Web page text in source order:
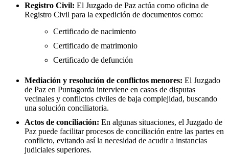
Registro Civil: El Juzgado de Paz actúa como oficina de
Registro Civil para la expedición de documentos como:
Certificado de nacimiento
Certificado de matrimonio
Certificado de defunción
Mediación y resolución de conflictos menores: El Juzgado
de Paz en Puntagorda interviene en casos de disputas
vecinales y conflictos civiles de baja complejidad, buscando
una solución conciliatoria.
Actos de conciliación: En algunas situaciones, el Juzgado de
Paz puede facilitar procesos de conciliación entre las partes en
conflicto, evitando así la necesidad de acudir a instancias
judiciales superiores.